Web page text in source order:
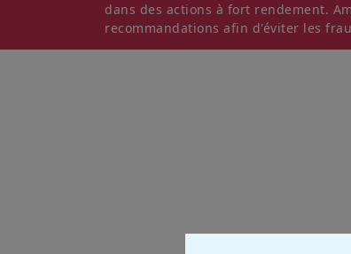
dans des actions à fort rendement.
recommandations afin d'éviter les